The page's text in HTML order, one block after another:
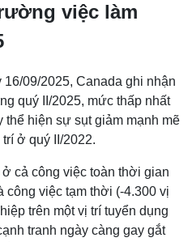
việc làm
16/09/2025, Canada ghi nhận
quý II/2025, mức thấp nhất
thể hiện sự sụt giảm mạnh mẽ
ở quý II/2022.
cả công việc toàn thời gian
công việc tạm thời (-4.300 vị
trên một vị trí tuyển dụng
tranh ngày càng gay gắt